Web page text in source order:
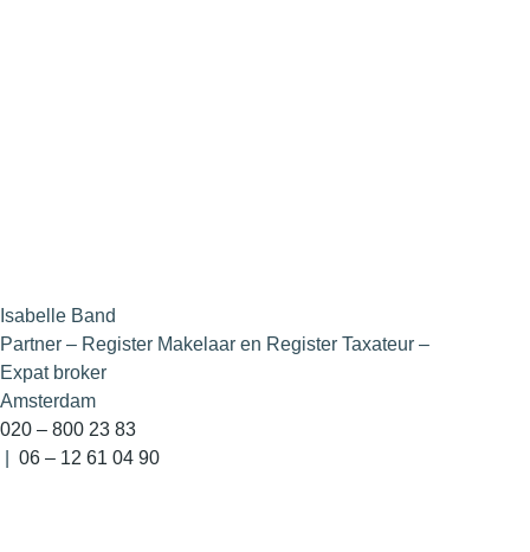
Isabelle Band
Partner – Register Makelaar en Register Taxateur –
Expat broker
Amsterdam
020 – 800 23 83
06 – 12 61 04 90